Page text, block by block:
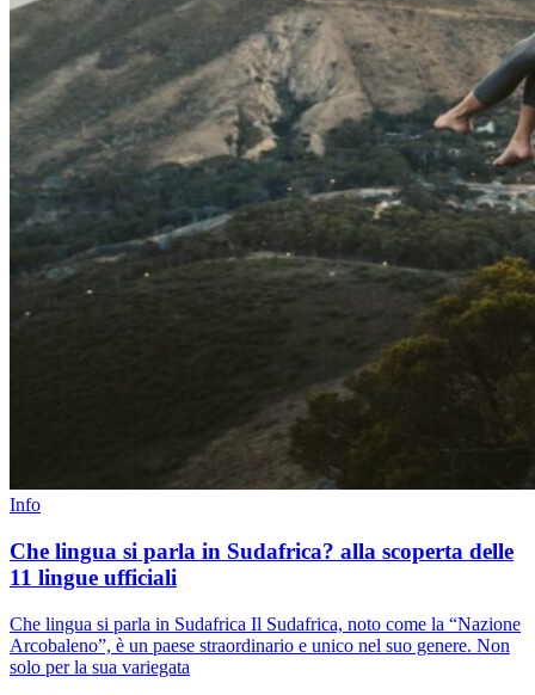
Info
Che lingua si parla in Sudafrica? alla scoperta delle
11 lingue ufficiali
Che lingua si parla in Sudafrica Il Sudafrica, noto come la “Nazione
Arcobaleno”, è un paese straordinario e unico nel suo genere. Non
solo per la sua variegata